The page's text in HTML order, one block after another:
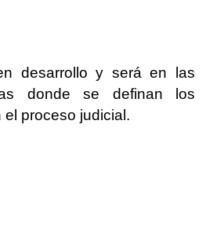
desarrollo y será en las
donde se definan los
proceso judicial.